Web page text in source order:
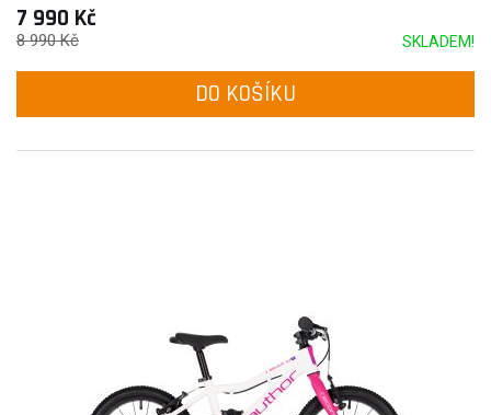
7 990 Kč
SKLADEM!
8 990 Kč
DO KOŠÍKU